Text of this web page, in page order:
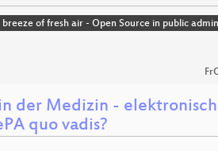
of fresh air - Open Source in public
der Medizin -
quo vadis?